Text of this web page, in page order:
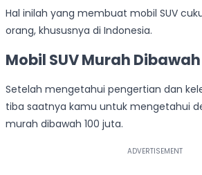
Hal inilah yang membuat mobil SUV
orang, khususnya di Indonesia.
Mobil SUV Murah
Setelah mengetahui pengertian dan
tiba saatnya kamu untuk mengetahui
murah dibawah 100 juta.